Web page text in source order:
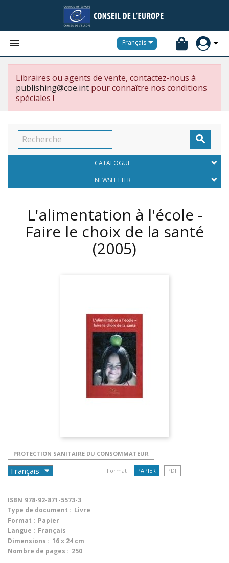
 Français
Libraires ou agents de vente, contactez-nous à
publishing@coe.int pour connaître nos conditions
spéciales !

CATALOGUE
NEWSLETTER
L'alimentation à l'école -
Faire le choix de la santé
(2005)
PROTECTION SANITAIRE DU CONSOMMATEUR
Format : PAPIER PDF
ISBN 978-92-871-5573-3
Type de document : Livre
Format : Papier
Langue : Français
Dimensions : 16 x 24 cm
Nombre de pages : 250